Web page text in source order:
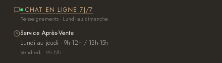
CHAT EN LIGNE 7J/7
Renseignements · Lundi au dimanche
Service Après-Vente
Lundi au jeudi · 9h-12h / 13h-15h
Vendredi · 9h-12h